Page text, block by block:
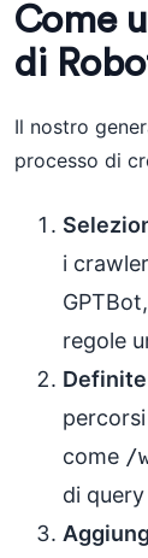
Come
di
Il nostro
processo di
i
regole
come /
di